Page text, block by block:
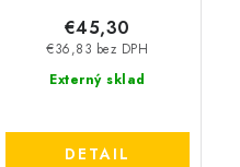
Externý sklad
€36,83 bez DPH
€45,30
DETAIL